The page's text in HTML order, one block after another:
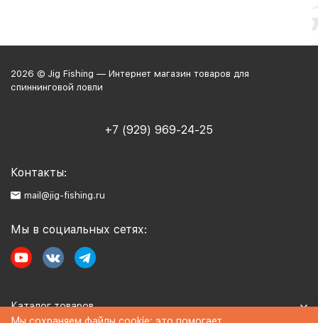
2026 © Jig Fishing — Интернет магазин товаров для
спиннинговой ловли
+7 (929) 969-24-25
Контакты:
mail@jig-fishing.ru
Мы в социальных сетях:
Каталог товаров